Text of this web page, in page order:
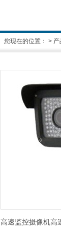
您现在的位置： > 产
高速监控摄像机高